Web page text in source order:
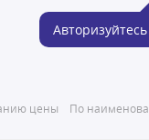
цены По